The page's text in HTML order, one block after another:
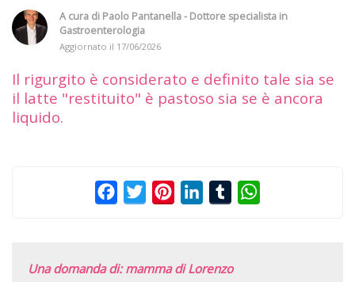
A cura di Paolo Pantanella - Dottore specialista in
Gastroenterologia
Aggiornato il 17/06/2026
Il rigurgito è considerato e definito tale sia se
il latte "restituito" è pastoso sia se è ancora
liquido.
FacebookTwitterPinterestLinkedInTumblr
Una domanda di: mamma di Lorenzo